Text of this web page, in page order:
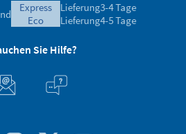
express
eco
Lieferung3-4 Tage
Lieferung4-5 Tage
Sie Hilfe?